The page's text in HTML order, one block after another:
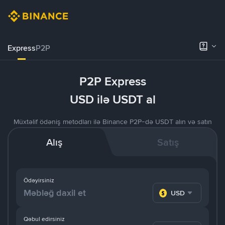
ExpressP2P
P2P Express
USD ilə USDT al
Müxtəlif ödəniş metodları ilə Binance P2P-də USDT alın və satın
Alış Satış
Ödəyirsiniz
USD
Qəbul edirsiniz